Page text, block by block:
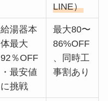
LINE）
給湯器本
体最大
92％OFF
・最安値
に挑戦
最大80〜
86%OFF
、同時工
事割あり